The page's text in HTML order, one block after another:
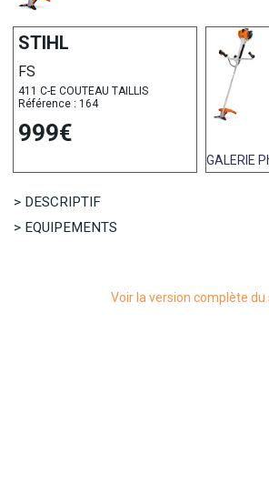
STIHL
FS
411 C-E COUTEAU TAILLIS
Référence : 164
999€
GALERIE
> DESCRIPTIF
> EQUIPEMENTS
Voir la version complète du